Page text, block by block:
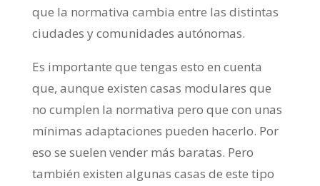
que la normativa cambia entre las distintas
ciudades y comunidades autónomas.
Es importante que tengas esto en cuenta
que, aunque existen casas modulares que
no cumplen la normativa pero que con unas
mínimas adaptaciones pueden hacerlo. Por
eso se suelen vender más baratas. Pero
también existen algunas casas de este tipo